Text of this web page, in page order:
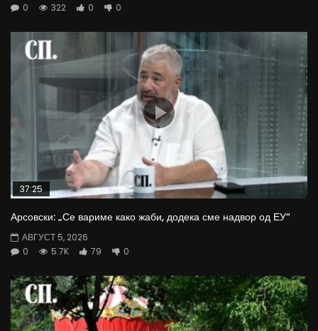
0
322 0 0
37:25
Арсовски: „Се вариме како жаби, додека сме надвор од ЕУ“
АВГУСТ 5, 2026
0
5.7K 79 0